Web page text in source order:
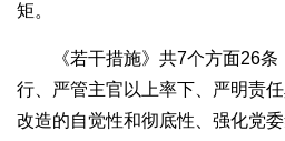
矩。
《若干措施》共7个方面26条
行、严管主官以上率下、严明责
改造的自觉性和彻底性、强化党